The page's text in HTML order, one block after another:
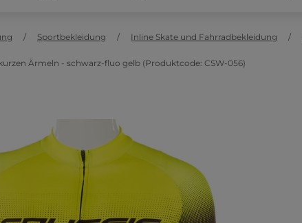
Sportbekleidung Inline Skate und Fahrradbekleidung
Ärmeln - schwarz-fluo gelb (Produktcode: CSW-056)